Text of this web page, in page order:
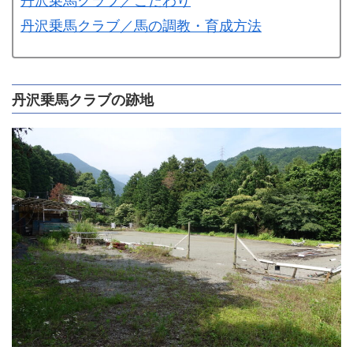
丹沢乗馬クラブ／馬の調教・育成方法
丹沢乗馬クラブの跡地